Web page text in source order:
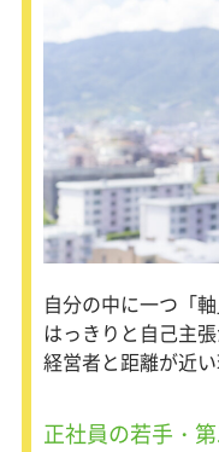
【物件
メー
ご来
をご案
【ご
内見
ほか
なか
あれ
家賃
を提
自分の中に一つ「
はっきりと自己主
経営者と距離が近
必ず実現したい大
「モチベーション
正社員の若手・